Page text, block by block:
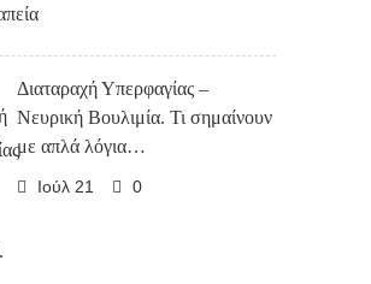
Διαταραχή Υπερφαγίας –
Νευρική Βουλιμία. Τι σημαίνουν
με απλά λόγια…
Ιούλ 21 0